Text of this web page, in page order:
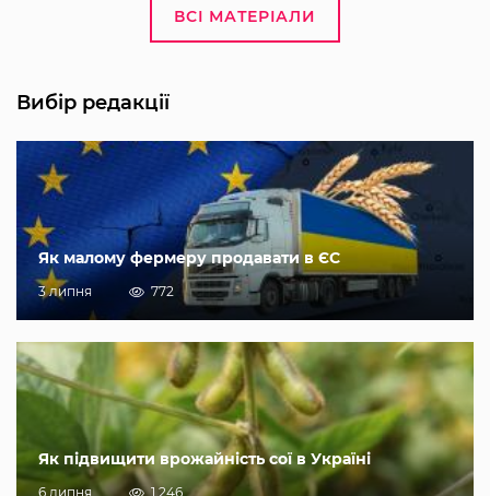
ВСІ МАТЕРІАЛИ
Вибір редакції
Як малому фермеру продавати в ЄС
3 липня 772
Як підвищити врожайність сої в Україні
6 липня 1 246